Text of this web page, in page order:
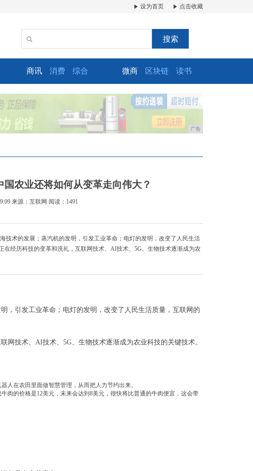
设为首页 点击收藏
搜索
商讯 消费 综合 微商 区块链 读书
广告
国农业还将如何从变革走向伟大？
来源：互联网 阅读：1491
技术的发展；蒸汽机的发明，引发工业革命；电灯的发明，改变了人民生活
经历科技的变革和洗礼，互联网技术、AI技术、5G、生物技术逐渐成为农
，引发工业革命；电灯的发明，改变了人民生活质量，互联网的
网技术、AI技术、5G、生物技术逐渐成为农业科技的关键技术。
人在农田里面做智慧管理，从而把人力节约出来。
肉的价格是12美元，未来会达到8美元，很快将比普通的牛肉便宜，这会带